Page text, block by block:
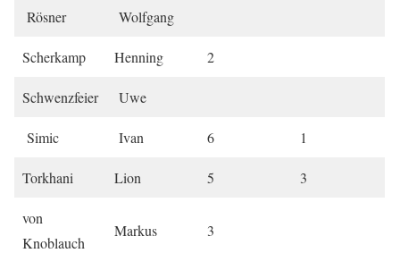
Rösner Wolfgang
Scherkamp Henning 2
Schwenzfeier Uwe
Simic Ivan 6 1
Torkhani Lion 5 3
von
Knoblauch
Markus 3